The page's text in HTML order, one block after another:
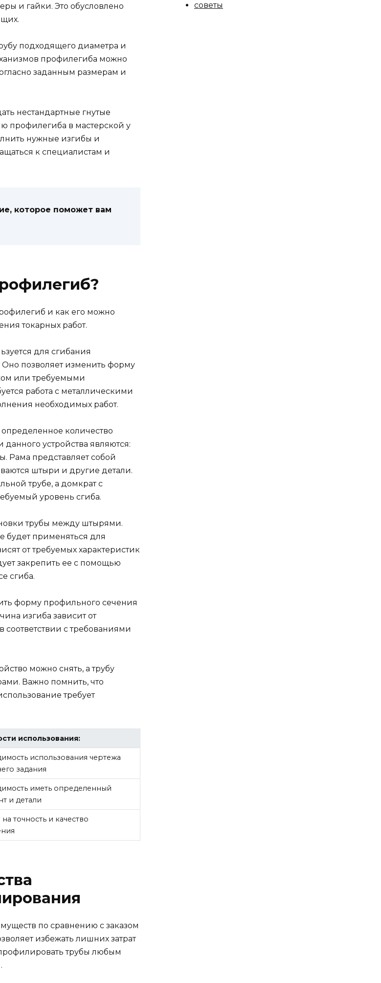
и гайки. Это обусловлено
подходящего диаметра и
профилегиба можно
заданным размерам и
нестандартные гнутые
профилегиба в мастерской у
нужные изгибы и
к специалистам и
которое поможет вам
и как его можно
токарных работ.
для сгибания
позволяет изменить форму
или требуемыми
работа с металлическими
необходимых работ.
количество
устройства являются:
Рама представляет собой
штыри и другие детали.
трубе, а домкрат с
уровень сгиба.
трубы между штырями.
будет применяться для
от требуемых характеристик
закрепить ее с помощью
сгиба.
форму профильного сечения
изгиба зависит от
с требованиями
можно снять, а трубу
Важно помнить, что
требует
использования:
использования чертежа
задания
иметь определенный
и детали
точность и качество
по сравнению с заказом
избежать лишних затрат
трубы любым
советы